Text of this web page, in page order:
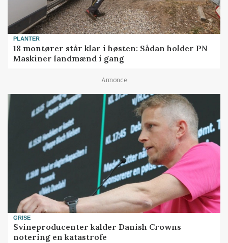
PLANTER
18 montører står klar i høsten: Sådan holder PN
Maskiner landmænd i gang
Annonce
GRISE
Svineproducenter kalder Danish Crowns
notering en katastrofe